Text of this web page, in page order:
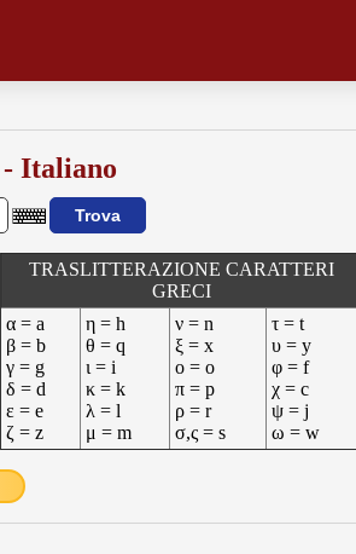
Italiano
TRASLITTERAZIONE CARATTERI
GRECI
α = a
β = b
γ = g
δ = d
ε = e
ζ = z
η = h
θ = q
ι = i
κ = k
λ = l
μ = m
ν = n
ξ = x
ο = o
π = p
ρ = r
σ,ς = s
τ = t
υ = y
φ = f
χ = c
ψ = j
ω = w